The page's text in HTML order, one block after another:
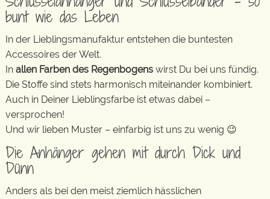
bunt wie das Leben
In der Lieblingsmanufaktur entstehen die buntesten
Accessoires der Welt.
In allen Farben des Regenbogens wirst Du bei uns fündig.
Die Stoffe sind stets harmonisch miteinander kombiniert.
Auch in Deiner Lieblingsfarbe ist etwas dabei –
versprochen!
Und wir lieben Muster – einfarbig ist uns zu wenig 😉
Die Anhänger gehen mit durch Dick und
Dünn
Anders als bei den meist ziemlich hässlichen